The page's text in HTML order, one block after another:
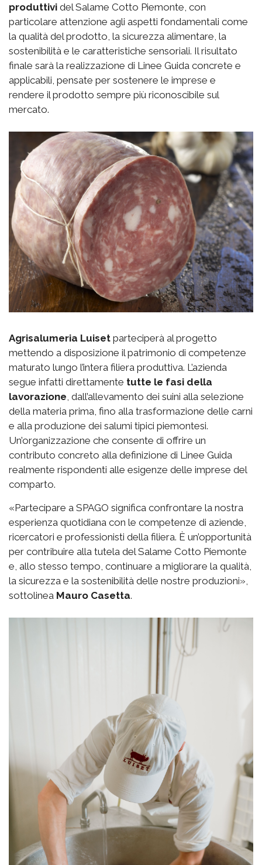
produttivi del Salame Cotto Piemonte, con
particolare attenzione agli aspetti fondamentali come
la qualità del prodotto, la sicurezza alimentare, la
sostenibilità e le caratteristiche sensoriali. Il risultato
finale sarà la realizzazione di Linee Guida concrete e
applicabili, pensate per sostenere le imprese e
rendere il prodotto sempre più riconoscibile sul
mercato.
Agrisalumeria Luiset parteciperà al progetto
mettendo a disposizione il patrimonio di competenze
maturato lungo l’intera filiera produttiva. L’azienda
segue infatti direttamente tutte le fasi della
lavorazione , dall’allevamento dei suini alla selezione
della materia prima, fino alla trasformazione delle carni
e alla produzione dei salumi tipici piemontesi.
Un’organizzazione che consente di offrire un
contributo concreto alla definizione di Linee Guida
realmente rispondenti alle esigenze delle imprese del
comparto.
«Partecipare a SPAGO significa confrontare la nostra
esperienza quotidiana con le competenze di aziende,
ricercatori e professionisti della filiera. È un’opportunità
per contribuire alla tutela del Salame Cotto Piemonte
e, allo stesso tempo, continuare a migliorare la qualità,
la sicurezza e la sostenibilità delle nostre produzioni»,
sottolinea Mauro Casetta.